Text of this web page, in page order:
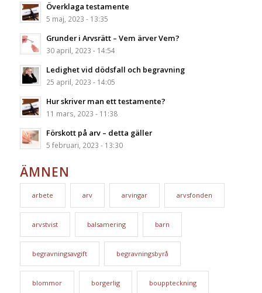
Överklaga testamente
5 maj, 2023 - 13:35
Grunder i Arvsrätt – Vem ärver Vem?
30 april, 2023 - 14:54
Ledighet vid dödsfall och begravning
25 april, 2023 - 14:05
Hur skriver man ett testamente?
11 mars, 2023 - 11:38
Förskott på arv – detta gäller
5 februari, 2023 - 13:30
ÄMNEN
arbete arv arvingar arvsfonden
arvstvist balsamering barn
begravningsavgift begravningsbyrå
blommor borgerlig bouppteckning